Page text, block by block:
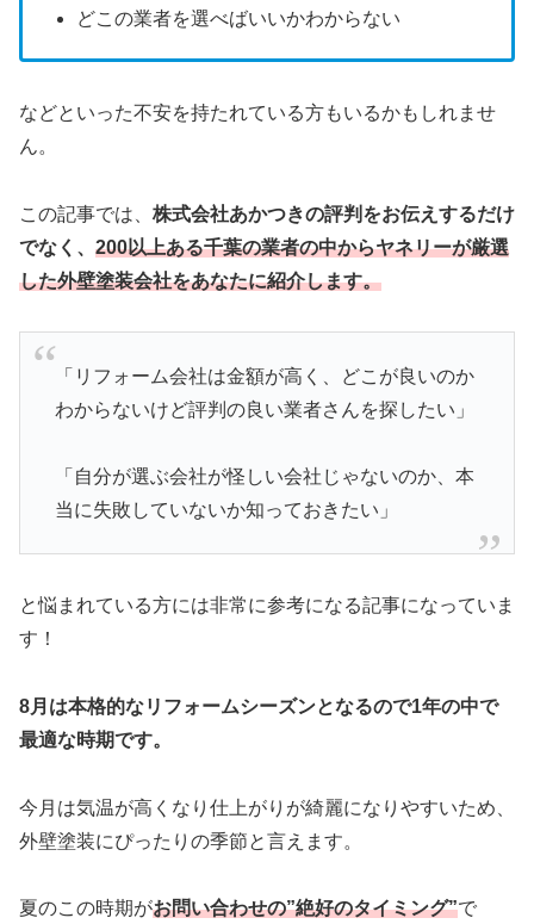
どこの業者を選べばいいかわからない
などといった不安を持たれている方もいるかもしれませ
ん。
この記事では、 株式会社あかつきの評判をお伝えするだけ
でなく、 200以上ある千葉の業者の中からヤネリーが厳選
した外壁塗装会社をあなたに紹介します。
「リフォーム会社は金額が高く、どこが良いのか
わからないけど評判の良い業者さんを探したい」
「自分が選ぶ会社が怪しい会社じゃないのか、本
当に失敗していないか知っておきたい」
と悩まれている方には非常に参考になる記事になっていま
す！
8月は本格的なリフォームシーズンとなるので1年の中で
最適な時期です。
今月は気温が高くなり仕上がりが綺麗になりやすいため、
外壁塗装にぴったりの季節と言えます。
夏のこの時期がお問い合わせの”絶好のタイミング”で